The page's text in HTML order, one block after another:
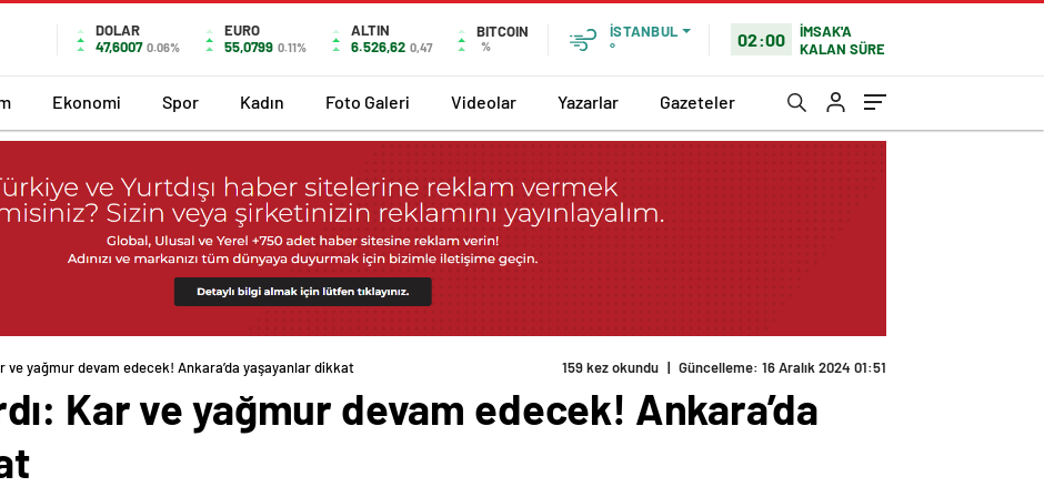
DOLAR
47,6007 0.06%
EURO
55,0799 0.11%
ALTIN
6.526,62 0,47
BITCOIN
%
İSTANBUL
°
02:00
İMSAK'A
KALAN SÜRE
Ekonomi Spor Kadın Foto Galeri Videolar Yazarlar Gazeteler
ve yağmur devam edecek! Ankara’da yaşayanlar dikkat 159 kez okundu | Güncelleme: 16 Aralık 2024 01:51
Kar ve yağmur devam edecek! Ankara’da